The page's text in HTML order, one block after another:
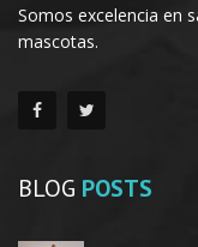
Somos excelencia en
mascotas.
BLOG POSTS